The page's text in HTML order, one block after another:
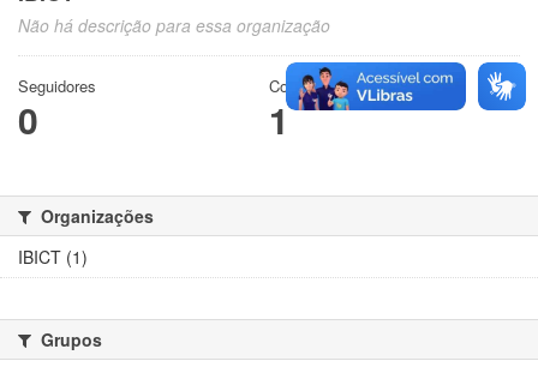
Não há descrição para essa organização
Seguidores
0
Conjuntos de dados
1
Organizações
IBICT (1)
Grupos